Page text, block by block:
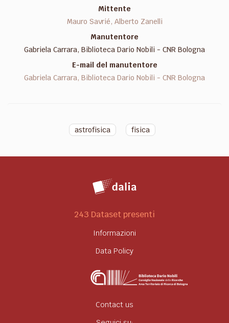
Mittente
Mauro Savrié, Alberto Zanelli
Manutentore
Gabriela Carrara, Biblioteca Dario Nobili - CNR Bologna
E-mail del manutentore
Gabriela Carrara, Biblioteca Dario Nobili - CNR Bologna
astrofisica fisica
243 Dataset presenti
Informazioni
Data Policy
Contact us